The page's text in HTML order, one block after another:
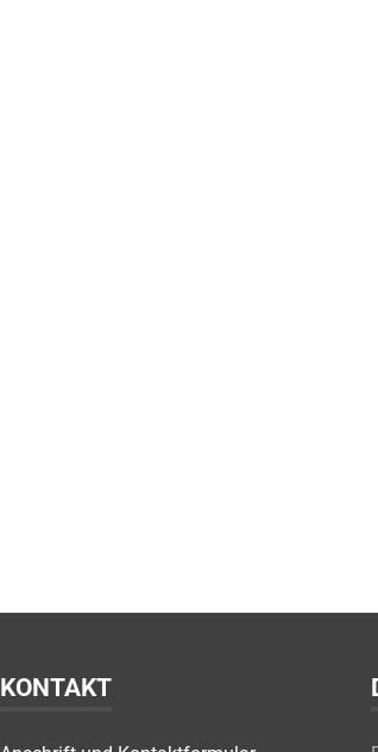
KONTAKT